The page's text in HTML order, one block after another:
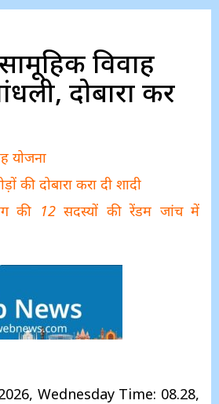
विवाह
दोबारा कर
योजना
की दोबारा करा दी शादी
की 12 सदस्यों की रेंडम जांच में
Wednesday Time: 08.28,